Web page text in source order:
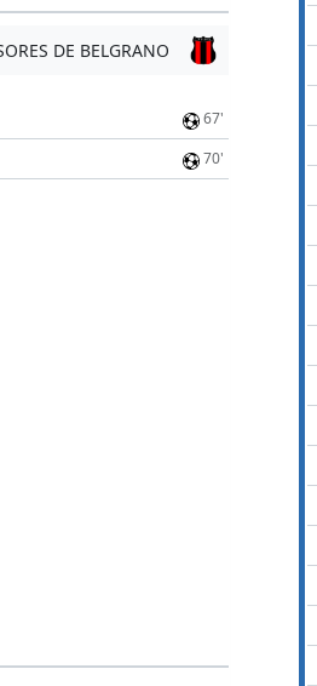
DE BELGRANO
67'
70'